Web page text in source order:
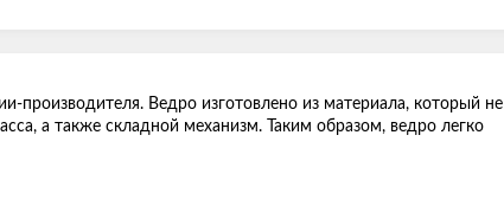
производителя. Ведро изготовлено из материала, который не
а также складной механизм. Таким образом, ведро легко